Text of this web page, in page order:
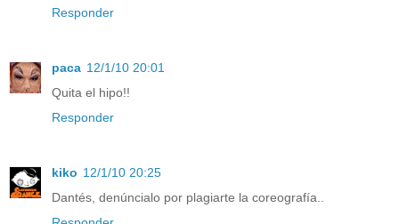
Responder
paca 12/1/10 20:01
Quita el hipo!!
Responder
kiko 12/1/10 20:25
Dantés, denúncialo por plagiarte la coreografía..